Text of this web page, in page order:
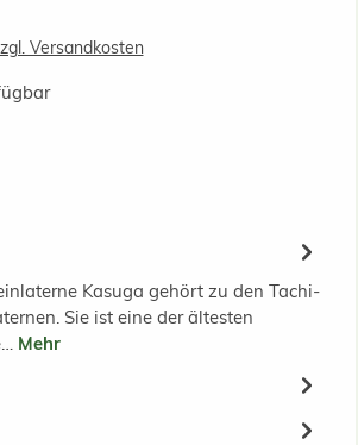
Versandkosten
Kasuga gehört zu den Tachi-
Sie ist eine der ältesten
Mehr